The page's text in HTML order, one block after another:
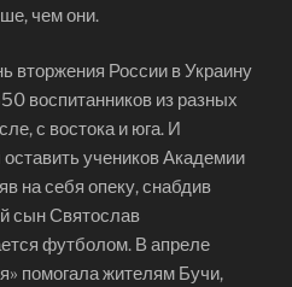
чем они.
вторжения России в Украину
воспитанников из разных
с востока и юга. И
учеников Академии
на себя опеку, снабдив
сын Святослав
футболом. В апреле
помогала жителям Бучи,